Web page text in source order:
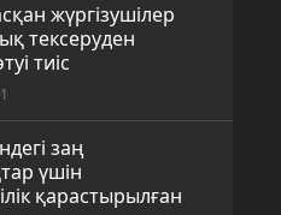
жүргізушілер
тексеруден
тиіс
заң
үшін
қарастырылған